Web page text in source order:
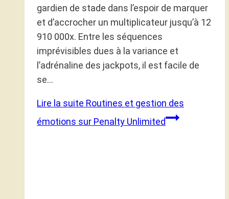
gardien de stade dans l’espoir de marquer
et d’accrocher un multiplicateur jusqu’à 12
910 000x. Entre les séquences
imprévisibles dues à la variance et
l’adrénaline des jackpots, il est facile de
se…
Lire la suite Routines et gestion des
émotions sur Penalty Unlimited